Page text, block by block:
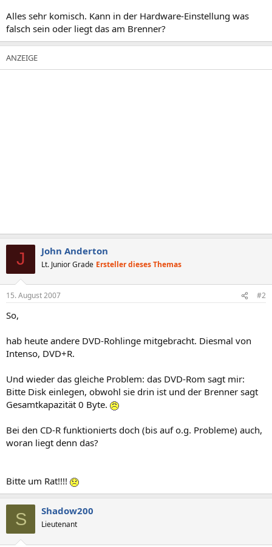
Alles sehr komisch. Kann in der Hardware-Einstellung was
falsch sein oder liegt das am Brenner?
J John Anderton
Lt. Junior Grade Ersteller dieses Themas
15. August 2007 #2
So,
hab heute andere DVD-Rohlinge mitgebracht. Diesmal von
Intenso, DVD+R.
Und wieder das gleiche Problem: das DVD-Rom sagt mir:
Bitte Disk einlegen, obwohl sie drin ist und der Brenner sagt
Gesamtkapazität 0 Byte.
Bei den CD-R funktionierts doch (bis auf o.g. Probleme) auch,
woran liegt denn das?
Bitte um Rat!!!!
S Shadow200
Lieutenant